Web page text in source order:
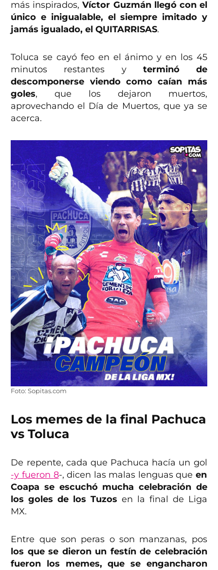
más inspirados,Víctor Guzmán llegó con el
único e inigualable, el siempre imitado y
jamás igualado, el QUITARRISAS.
Toluca se cayó feo en el ánimo y en los 45
minutos restantes y terminó de
descomponerse viendo como caían más
goles, que los dejaron muertos,
aprovechando el Día de Muertos, que ya se
acerca.
Foto: Sopitas.com
Los memes de la final Pachuca
vs Toluca
De repente, cada que Pachuca hacía un gol
-y fueron 8-, dicen las malas lenguas que en
Coapa se escuchó mucha celebración de
los goles de los Tuzos en la final de Liga
MX.
Entre que son peras o son manzanas, pos
los que se dieron un festín de celebración
fueron los memes, que se engancharon